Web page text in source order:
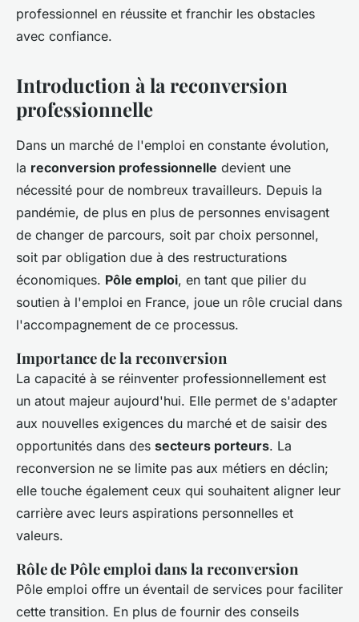
professionnel en réussite et franchir les obstacles
avec confiance.
Introduction à la reconversion
professionnelle
Dans un marché de l'emploi en constante évolution,
la reconversion professionnelle devient une
nécessité pour de nombreux travailleurs. Depuis la
pandémie, de plus en plus de personnes envisagent
de changer de parcours, soit par choix personnel,
soit par obligation due à des restructurations
économiques. Pôle emploi, en tant que pilier du
soutien à l'emploi en France, joue un rôle crucial dans
l'accompagnement de ce processus.
Importance de la reconversion
La capacité à se réinventer professionnellement est
un atout majeur aujourd'hui. Elle permet de s'adapter
aux nouvelles exigences du marché et de saisir des
opportunités dans des secteurs porteurs. La
reconversion ne se limite pas aux métiers en déclin;
elle touche également ceux qui souhaitent aligner leur
carrière avec leurs aspirations personnelles et
valeurs.
Rôle de Pôle emploi dans la reconversion
Pôle emploi offre un éventail de services pour faciliter
cette transition. En plus de fournir des conseils